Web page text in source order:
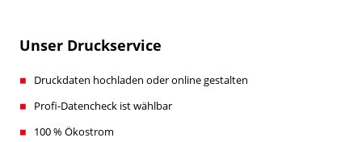
Unser Druckservice
Druckdaten hochladen oder online gestalten
Profi-Datencheck ist wählbar
100 % Ökostrom